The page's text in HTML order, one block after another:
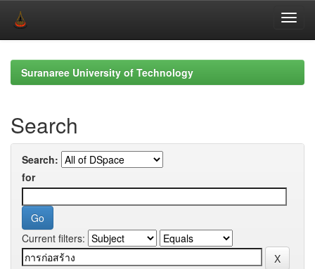
navigationSuranaree University of Technology
Search
Search:
for
Current filters: